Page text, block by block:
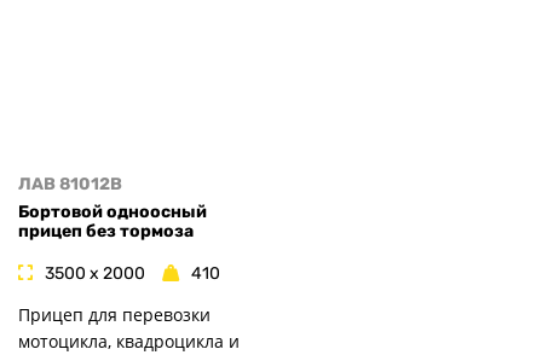
ЛАВ 81012B
Бортовой одноосный
прицеп без тормоза
3500 x 2000 410
Прицеп для перевозки
мотоцикла, квадроцикла и